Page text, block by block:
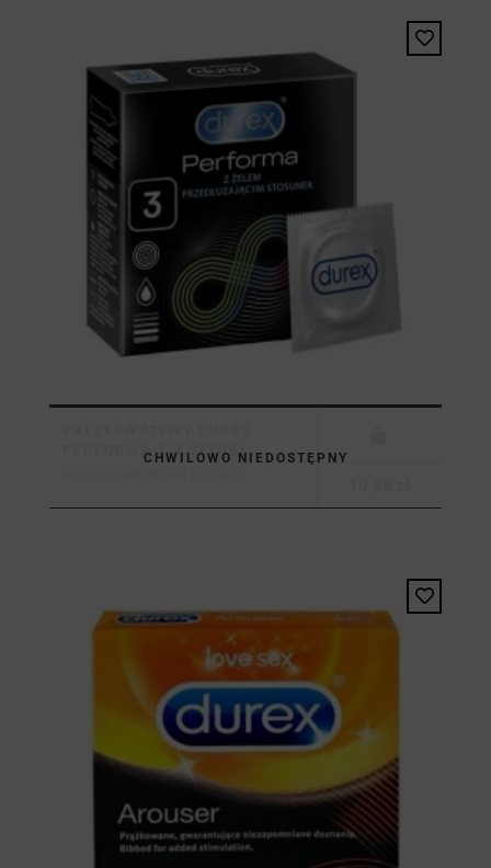
CHWILOWO NIEDOSTĘPNY
PERFORMA X 3 SZTUKI